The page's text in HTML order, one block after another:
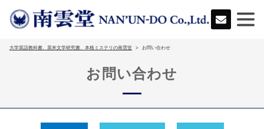
大学英語教科書、英米文学研究書、本格ミステリの南雲堂 お問い合わせ
お問い合わせ